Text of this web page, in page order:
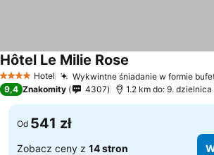
4 KategoriaHotel Wykwintne śniadanie w formie
Hôtel Le Milie Rose
9,4 Znakomity 4307 1.2 km do: 9. dzielnica
Od 541 zł
Zobacz ceny z 14 stron